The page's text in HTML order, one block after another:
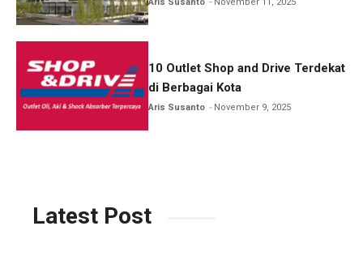
10 Outlet Shop and Drive Terdekat
di Berbagai Kota
Aris Susanto November 9, 2025
Latest Post